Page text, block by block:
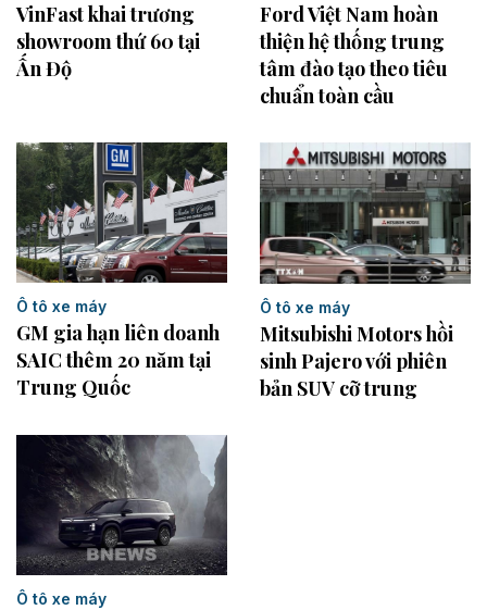
VinFast khai trương
showroom thứ 60 tại
Ấn Độ
Ford Việt Nam hoàn
thiện hệ thống trung
tâm đào tạo theo tiêu
chuẩn toàn cầu
Ô tô xe máy
GM gia hạn liên doanh
SAIC thêm 20 năm tại
Trung Quốc
Ô tô xe máy
Mitsubishi Motors hồi
sinh Pajero với phiên
bản SUV cỡ trung
Ô tô xe máy